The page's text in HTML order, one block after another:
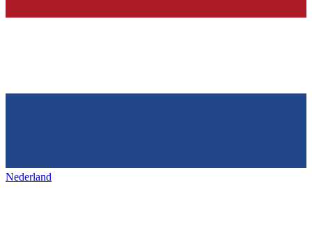
Nederland